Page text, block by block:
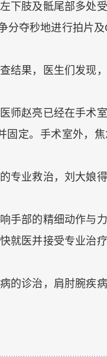
下肢及骶尾部多处
分夺秒地进行拍片
结果，医生们发现
师赵亮已经在手术
定。手术室外，
专业救治，刘大娘
手部的精细动作与
就医并接受专业治
的诊治，肩肘腕疾